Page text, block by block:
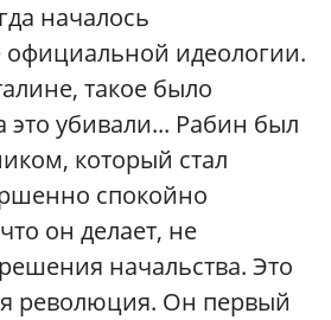
началось
официальной идеологии.
такое было
убивали... Рабин был
который стал
спокойно
он делает, не
начальства. Это
революция. Он первый